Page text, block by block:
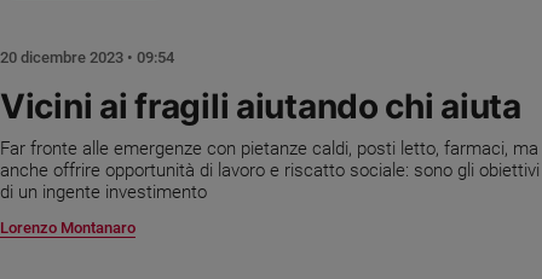
Fede
e
Santi
Devozione
e
Vicini ai fragili aiutando chi aiuta
Far fronte alle emergenze con pietanze caldi, posti letto, farmaci, ma
anche offrire opportunità di lavoro e riscatto sociale: sono gli obiettivi
di un ingente investimento
Lorenzo Montanaro
20 dicembre 2023 • 09:54